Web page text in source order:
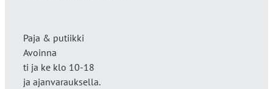
Paja & putiikki
Avoinna
ti ja ke klo 10-18
ja ajanvarauksella.